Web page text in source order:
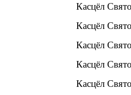
Касцёл
Касцёл
Касцёл
Касцёл
Касцёл